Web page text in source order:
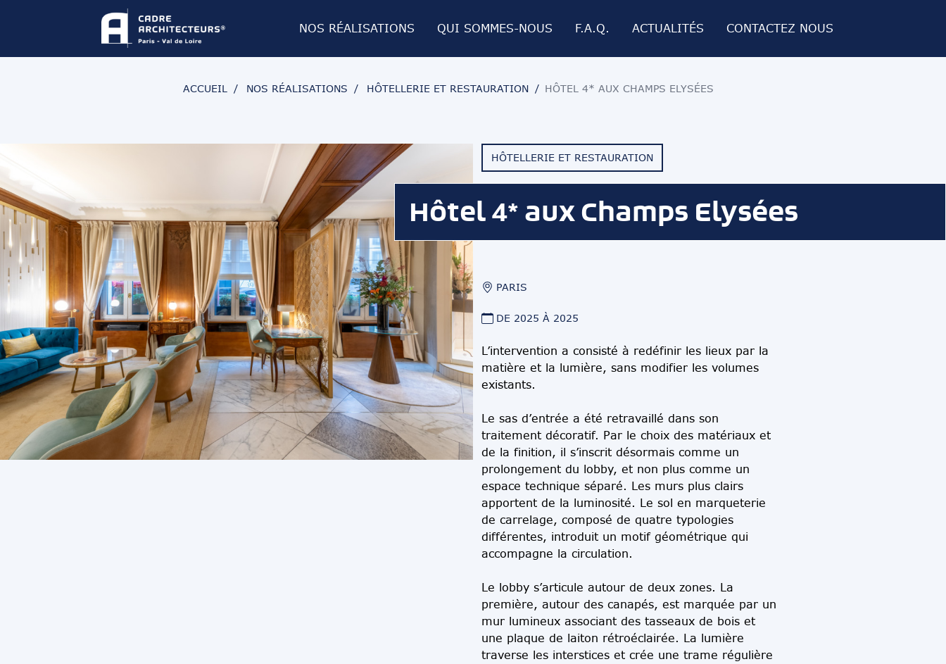
NOS RÉALISATIONS
RÉSIDENTIEL
QUI SOMMES-NOUS F.A.Q. ACTUALITÉS CONTACTEZ NOUS
ACCUEIL NOS RÉALISATIONS HÔTELLERIE ET RESTAURATION HÔTEL 4* AUX CHAMPS ELYSÉES
HÔTELLERIE ET RESTAURATION
Hôtel 4* aux Champs Elysées
PARIS
DE 2025 À 2025
L’intervention a consisté à redéfinir les lieux par la
matière et la lumière, sans modifier les volumes
existants.
Le sas d’entrée a été retravaillé dans son
traitement décoratif. Par le choix des matériaux et
de la finition, il s’inscrit désormais comme un
prolongement du lobby, et non plus comme un
espace technique séparé. Les murs plus clairs
apportent de la luminosité. Le sol en marqueterie
de carrelage, composé de quatre typologies
différentes, introduit un motif géométrique qui
accompagne la circulation.
Le lobby s’articule autour de deux zones. La
première, autour des canapés, est marquée par un
mur lumineux associant des tasseaux de bois et
une plaque de laiton rétroéclairée. La lumière
traverse les interstices et crée une trame régulière